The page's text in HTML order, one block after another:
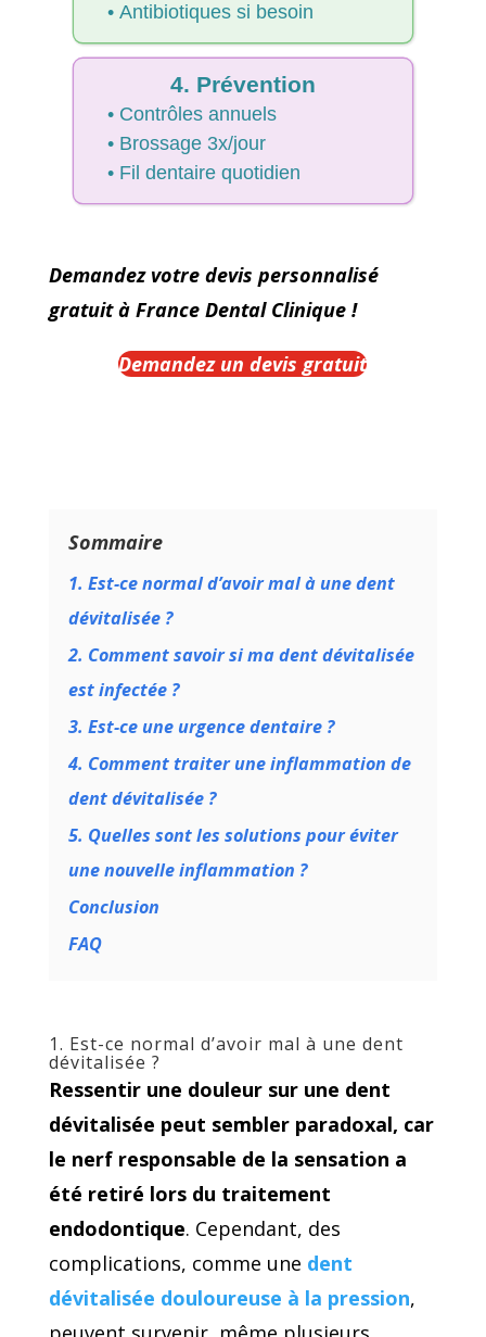
• Antibiotiques si besoin
4. Prévention
• Contrôles annuels
• Brossage 3x/jour
• Fil dentaire quotidien
Important : Une consultation rapide améliore le pronostic de 85%
Demandez votre devis personnalisé
gratuit à France Dental Clinique !
Demandez un devis gratuit
Sommaire
1. Est-ce normal d’avoir mal à une dent
dévitalisée ?
2. Comment savoir si ma dent dévitalisée
est infectée ?
3. Est-ce une urgence dentaire ?
4. Comment traiter une inflammation de
dent dévitalisée ?
5. Quelles sont les solutions pour éviter
une nouvelle inflammation ?
Conclusion
FAQ
1. Est-ce normal d’avoir mal à une dent
dévitalisée ?
Ressentir une douleur sur une dent
dévitalisée peut sembler paradoxal, car
le nerf responsable de la sensation a
été retiré lors du traitement
endodontique. Cependant, des
complications, comme une dent
dévitalisée douloureuse à la pression,